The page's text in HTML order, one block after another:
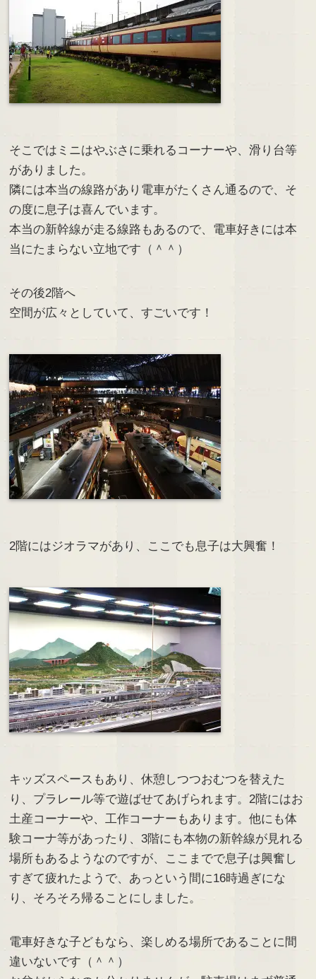
そこではミニはやぶさに乗れるコーナーや、滑り台等
がありました。
隣には本当の線路があり電車がたくさん通るので、そ
の度に息子は喜んでいます。
本当の新幹線が走る線路もあるので、電車好きには本
当にたまらない立地です（＾＾）
その後2階へ
空間が広々としていて、すごいです！
2階にはジオラマがあり、ここでも息子は大興奮！
キッズスペースもあり、休憩しつつおむつを替えた
り、プラレール等で遊ばせてあげられます。2階にはお
土産コーナーや、工作コーナーもあります。他にも体
験コーナ等があったり、3階にも本物の新幹線が見れる
場所もあるようなのですが、ここまでで息子は興奮し
すぎて疲れたようで、あっという間に16時過ぎにな
り、そろそろ帰ることにしました。
電車好きな子どもなら、楽しめる場所であることに間
違いないです（＾＾）